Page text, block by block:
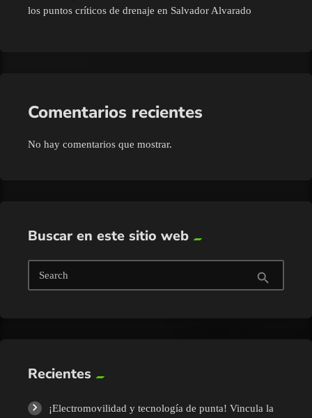
los puntos críticos de drenaje en Salvador Alvarado
Comentarios recientes
No hay comentarios que mostrar.
Buscar en este sitio web
Search search
Recientes
¡Electromovilidad y tecnología de punta! Vincula la